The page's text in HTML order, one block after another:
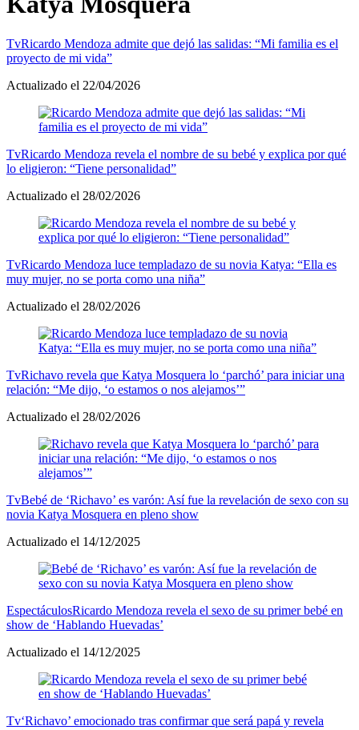
TvRicardo Mendoza admite que dejó las salidas: “Mi familia es el
proyecto de mi vida”
Actualizado el 22/04/2026
TvRicardo Mendoza revela el nombre de su bebé y explica por qué
lo eligieron: “Tiene personalidad”
Actualizado el 28/02/2026
TvRicardo Mendoza luce templadazo de su novia Katya: “Ella es
muy mujer, no se porta como una niña”
Actualizado el 28/02/2026
TvRichavo revela que Katya Mosquera lo ‘parchó’ para iniciar una
relación: “Me dijo, ‘o estamos o nos alejamos’”
Actualizado el 28/02/2026
TvBebé de ‘Richavo’ es varón: Así fue la revelación de sexo con su
novia Katya Mosquera en pleno show
Actualizado el 14/12/2025
EspectáculosRicardo Mendoza revela el sexo de su primer bebé en
show de ‘Hablando Huevadas’
Actualizado el 14/12/2025
Tv‘Richavo’ emocionado tras confirmar que será papá y revela